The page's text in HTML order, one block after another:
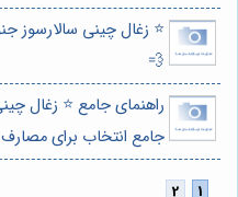
⭐️ زغال چینی سالارسوز
💨
راهنمای جامع ⭐️ زغال
جامع انتخاب برای